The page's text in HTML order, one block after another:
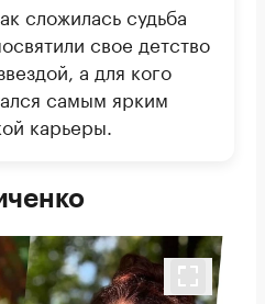
сложилась судьба
свое детство
а для кого
самым ярким
карьеры.